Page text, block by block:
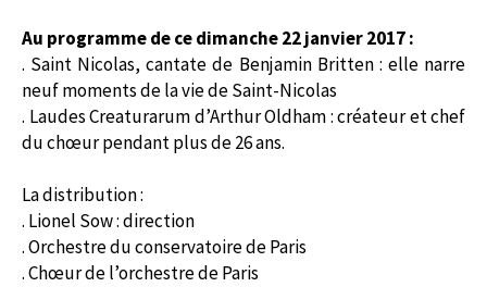
Au programme de ce dimanche 22 janvier 2017 :
. Saint Nicolas, cantate de Benjamin Britten : elle narre
neuf moments de la vie de Saint-Nicolas
. Laudes Creaturarum d’Arthur Oldham : créateur et chef
du chœur pendant plus de 26 ans.
La distribution :
. Lionel Sow : direction
. Orchestre du conservatoire de Paris
. Chœur de l’orchestre de Paris